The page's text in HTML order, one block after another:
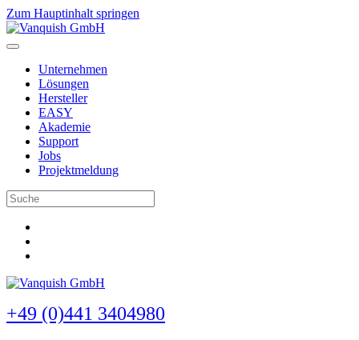
Zum Hauptinhalt springen
Unternehmen
Lösungen
Hersteller
EASY
Akademie
Support
Jobs
Projektmeldung
+49 (0)441 3404980